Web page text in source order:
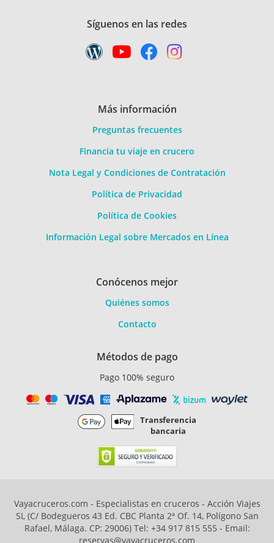
Síguenos en las redes
Más información
Preguntas frecuentes
Financia tu viaje en crucero
Nota Legal y Condiciones de Contratación
Política de Privacidad
Política de Cookies
Información Legal sobre Mercados en Línea
Conócenos mejor
Quiénes somos
Contacto
Métodos de pago
Pago 100% seguro
Transferencia
bancaria
Vayacruceros.com - Especialistas en cruceros - Acción Viajes
SL (C/ Bodegueros 43 Ed. CBC Planta 2ª Of. 14, Polígono San
Rafael, Málaga. CP: 29006) Tel: +34 917 815 555 - Email:
reservas@vayacruceros.com